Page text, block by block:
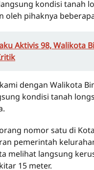
kondisi tanah
oleh pihaknya
Aktivis 98, Walikota
dengan Walikota
kondisi tanah
nomor satu di
pemerintah
melihat langsung
15 meter.